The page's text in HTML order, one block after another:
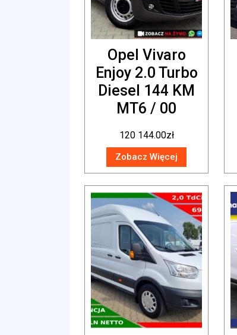
Opel Vivaro
Enjoy 2.0 Turbo
Diesel 144 KM
MT6 / 00
120 144.00zł
Zobacz Więcej